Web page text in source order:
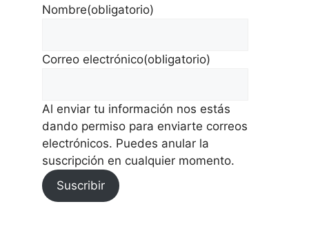
Nombre(obligatorio)
Correo electrónico(obligatorio)
Al enviar tu información nos estás
dando permiso para enviarte correos
electrónicos. Puedes anular la
suscripción en cualquier momento.
Suscribir